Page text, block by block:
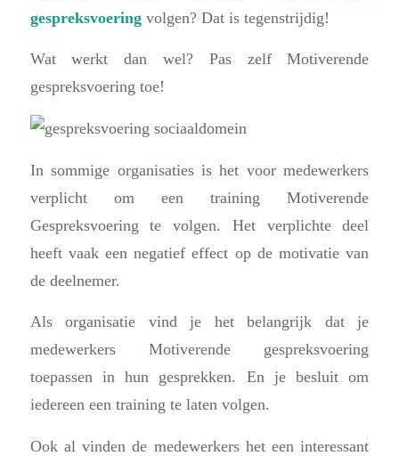
gespreksvoeringvolgen? Dat is tegenstrijdig!
Wat werkt dan wel? Pas zelf Motiverende
gespreksvoering toe!
In sommige organisaties is het voor medewerkers
verplicht om een training Motiverende
Gespreksvoering te volgen. Het verplichte deel
heeft vaak een negatief effect op de motivatie van
de deelnemer.
Als organisatie vind je het belangrijk dat je
medewerkers Motiverende gespreksvoering
toepassen in hun gesprekken. En je besluit om
iedereen een training te laten volgen.
Ook al vinden de medewerkers het een interessant